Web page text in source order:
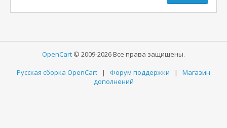
OpenCart © 2009-2026 Все права защищены.
Русская сборка OpenCart | Форум поддержки | Магазин
дополнений